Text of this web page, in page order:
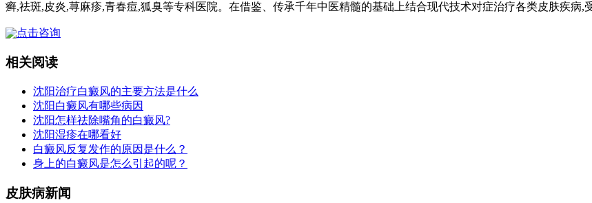
癣,祛斑,皮炎,荨麻疹,青春痘,狐臭等专科医院。在借鉴、传承千年中医精髓的基础上结合现代技术对症治疗各类皮肤疾病
点击咨询
相关阅读
沈阳治疗白癜风的主要方法是什么
沈阳白癜风有哪些病因
沈阳怎样祛除嘴角的白癜风?
沈阳湿疹在哪看好
白癜风反复发作的原因是什么？
身上的白癜风是怎么引起的呢？
皮肤病新闻